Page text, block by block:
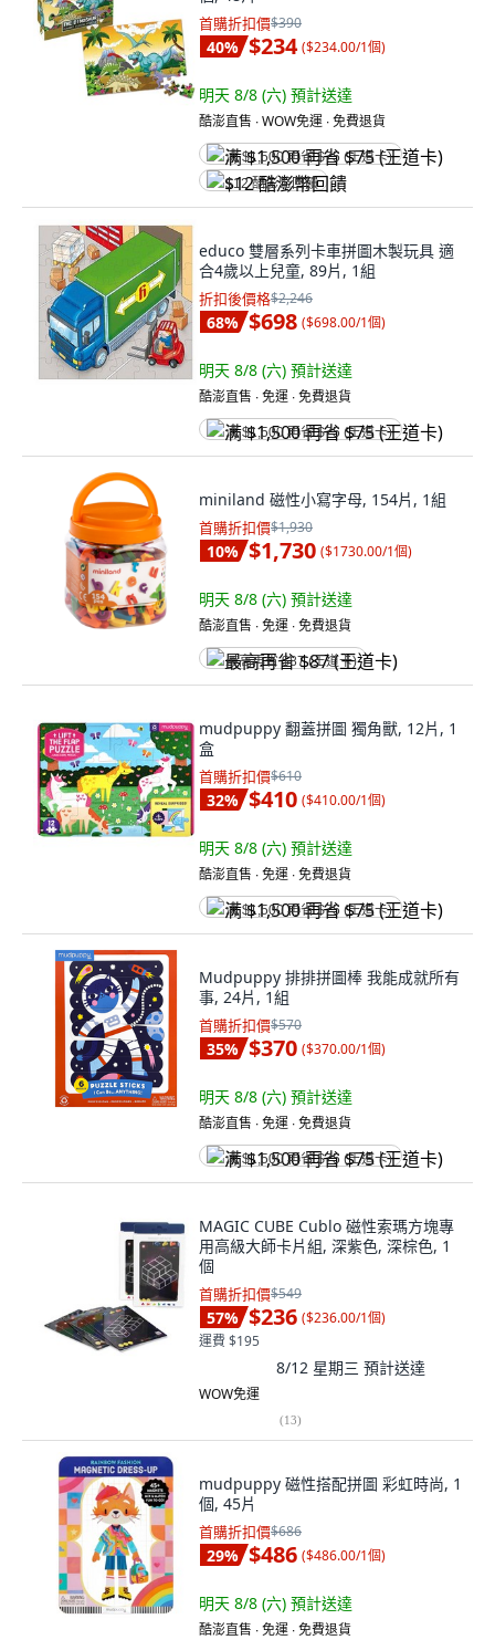
首購折扣價$390
40% $234 ($234.00/1個)
明天 8/8 (六) 預計送達
酷澎直售 ∙ WOW免運 ∙ 免費退貨
满 $1,500 再省 $75 (王道卡)
$12 酷澎幣回饋
educo 雙層系列卡車拼圖木製玩具 適
合4歲以上兒童, 89片, 1組
折扣後價格$2,246
68% $698 ($698.00/1個)
明天 8/8 (六) 預計送達
酷澎直售 ∙ 免運 ∙ 免費退貨
满 $1,500 再省 $75 (王道卡)
miniland 磁性小寫字母, 154片, 1組
首購折扣價$1,930
10% $1,730 ($1730.00/1個)
明天 8/8 (六) 預計送達
酷澎直售 ∙ 免運 ∙ 免費退貨
最高再省 $87 (王道卡)
mudpuppy 翻蓋拼圖 獨角獸, 12片, 1
盒
首購折扣價$610
32% $410 ($410.00/1個)
明天 8/8 (六) 預計送達
酷澎直售 ∙ 免運 ∙ 免費退貨
满 $1,500 再省 $75 (王道卡)
Mudpuppy 排排拼圖棒 我能成就所有
事, 24片, 1組
首購折扣價$570
35% $370 ($370.00/1個)
明天 8/8 (六) 預計送達
酷澎直售 ∙ 免運 ∙ 免費退貨
满 $1,500 再省 $75 (王道卡)
MAGIC CUBE Cublo 磁性索瑪方塊專
用高級大師卡片組, 深紫色, 深棕色, 1
個
首購折扣價$549
57% $236 ($236.00/1個)
運費 $195
8/12 星期三 預計送達
WOW免運
(13)
mudpuppy 磁性搭配拼圖 彩虹時尚, 1
個, 45片
首購折扣價$686
29% $486 ($486.00/1個)
明天 8/8 (六) 預計送達
酷澎直售 ∙ 免運 ∙ 免費退貨